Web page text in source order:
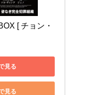
[ チョン・
見る
見る